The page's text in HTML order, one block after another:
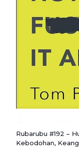
Rubarubu #192 –
Kebodohan,